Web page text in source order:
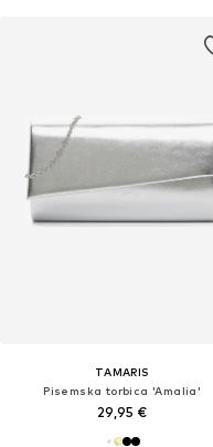
TAMARIS
Pisemska torbica 'Amalia'
29,95 €